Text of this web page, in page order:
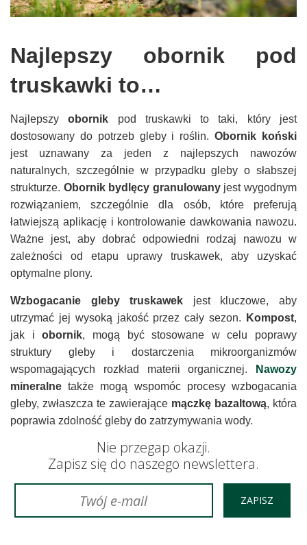
Najlepszy obornik pod
truskawki to…
Najlepszyobornik pod truskawki to taki, który jest
dostosowany do potrzeb gleby i roślin.Obornik koński
jest uznawany za jeden z najlepszych nawozów
naturalnych, szczególnie w przypadku gleby o słabszej
strukturze. Obornik bydlęcy granulowanyjest wygodnym
rozwiązaniem, szczególnie dla osób, które preferują
łatwiejszą aplikację i kontrolowanie dawkowania nawozu.
Ważne jest, aby dobrać odpowiedni rodzaj nawozu w
zależności od etapu uprawy truskawek, aby uzyskać
optymalne plony.
Wzbogacanie gleby truskawek jest kluczowe, aby
utrzymać jej wysoką jakość przez cały sezon.
Kompost,
jak iobornik, mogą być stosowane w celu poprawy
struktury gleby i dostarczenia mikroorganizmów
wspomagających rozkład materii organicznej.
Nawozy
mineralne także mogą wspomóc procesy wzbogacania
gleby, zwłaszcza te zawierające mączkę bazaltową, która
poprawia zdolność gleby do zatrzymywania wody.
Nie przegap okazji.
Zapisz się do naszego newslettera.
ZAPISZ